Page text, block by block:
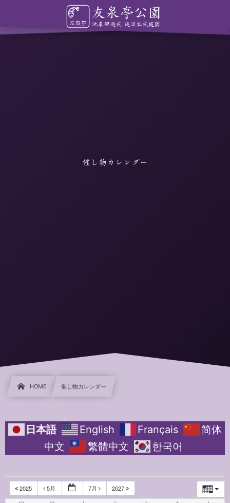
催し物カレンダー
HOME 催し物カレンダー
日本語 English Français
简体
中文
繁體中文 한국어
2025 5月 7月 2027